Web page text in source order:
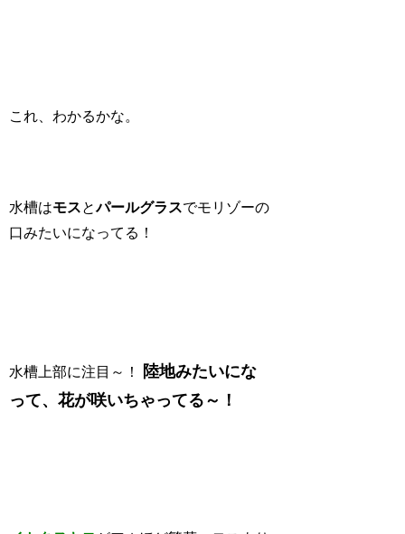
これ、わかるかな。
水槽はモスとパールグラスでモリゾーの
口みたいになってる！
水槽上部に注目～！
陸地みたいにな
って、花が咲いちゃってる～！